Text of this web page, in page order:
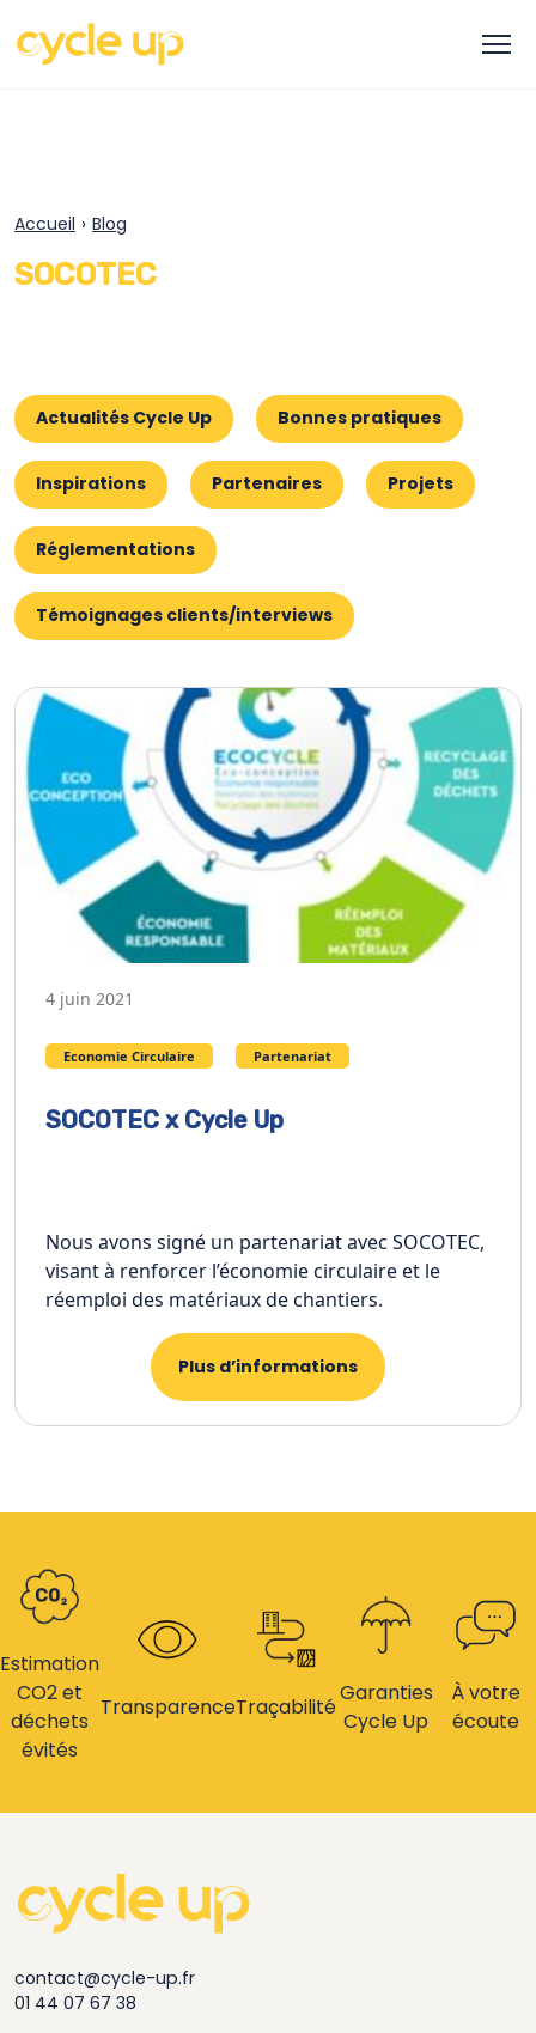
Accueil › Blog
SOCOTEC
Actualités Cycle Up Bonnes pratiques
Inspirations Partenaires Projets
Réglementations
Témoignages clients/interviews
4 juin 2021
Economie Circulaire Partenariat
SOCOTEC x Cycle Up
Nous avons signé un partenariat avec SOCOTEC,
visant à renforcer l’économie circulaire et le
réemploi des matériaux de chantiers.
Plus d’informations
Estimation
CO2 et
déchets
évités
TransparenceTraçabilité
Garanties
Cycle Up
À votre
écoute
contact@cycle-up.fr
01 44 07 67 38